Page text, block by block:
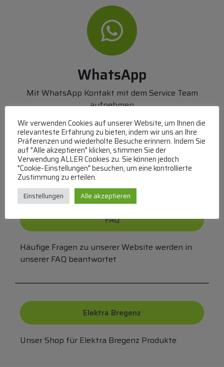
WhatsApp
Mit WhatsApp Kontakt mit dem Service Team
aufnehmen
(MO-DO 8-17, FR 8-15 Uhr,
+43 1 267 67 60
Bei uns können Sie bezahlen per:
Überweisung
PayPal
VISA
MasterCard
FAQ
Häufige Fragen zu unserer Website werden in
unserer FAQ beantwortet
Elektra Bregenz
Unser Shop für Elektra Bregenz Produkte
Wir verwenden Cookies auf unserer Website, um Ihnen die
relevanteste Erfahrung zu bieten, indem wir uns an Ihre
Präferenzen und wiederholte Besuche erinnern. Indem Sie
auf "Alle akzeptieren" klicken, stimmen Sie der
Verwendung ALLER Cookies zu. Sie können jedoch
"Cookie-Einstellungen" besuchen, um eine kontrollierte
Zustimmung zu erteilen.
Einstellungen Alle akzeptieren